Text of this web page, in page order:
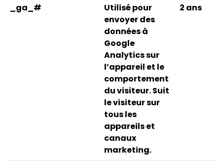
_ga_#
Utilisé pour
envoyer des
données à
Google
Analytics sur
l’appareil et le
comportement
du visiteur. Suit
le visiteur sur
tous les
appareils et
canaux
marketing.
2 ans